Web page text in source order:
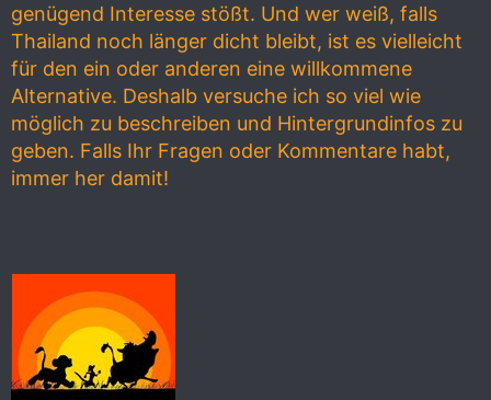
genügend Interesse stößt. Und wer weiß, falls
Thailand noch länger dicht bleibt, ist es vielleicht
für den ein oder anderen eine willkommene
Alternative. Deshalb versuche ich so viel wie
möglich zu beschreiben und Hintergrundinfos zu
geben. Falls Ihr Fragen oder Kommentare habt,
immer her damit!